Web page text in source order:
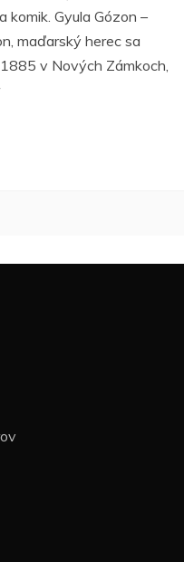
komik. Gyula Gózon –
maďarský herec sa
v Nových Zámkoch,